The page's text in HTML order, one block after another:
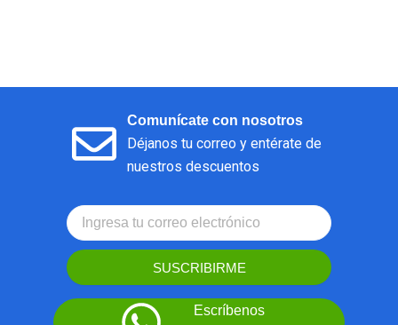
Comunícate con nosotros
Déjanos tu correo y entérate de
nuestros descuentos
SUSCRIBIRME
Escríbenos